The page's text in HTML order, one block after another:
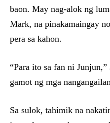
baon. May nag-alok ng
Mark, na pinakamaingay
pera sa kahon.
“Para ito sa fan ni
gamot ng mga
Sa sulok, tahimik na